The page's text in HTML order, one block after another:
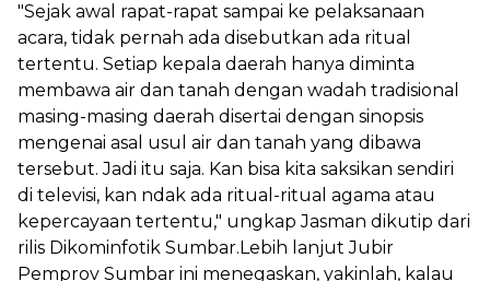
"Sejak awal rapat-rapat sampai ke pelaksanaan
acara, tidak pernah ada disebutkan ada ritual
tertentu. Setiap kepala daerah hanya diminta
membawa air dan tanah dengan wadah tradisional
masing-masing daerah disertai dengan sinopsis
mengenai asal usul air dan tanah yang dibawa
tersebut. Jadi itu saja. Kan bisa kita saksikan sendiri
di televisi, kan ndak ada ritual-ritual agama atau
kepercayaan tertentu," ungkap Jasman dikutip dari
rilis Dikominfotik Sumbar.Lebih lanjut Jubir
Pemprov Sumbar ini menegaskan, yakinlah, kalau